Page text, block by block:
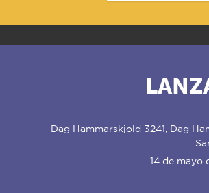
Dag Hammarskjold 3241, Dag
14 de mayo